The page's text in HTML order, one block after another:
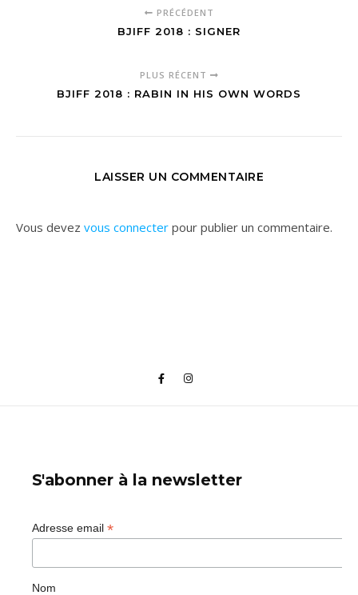
PRÉCÉDENT
BJIFF 2018 : SIGNER
PLUS RÉCENT
BJIFF 2018 : RABIN IN HIS OWN WORDS
LAISSER UN COMMENTAIRE
Vous devez vous connecter pour publier un commentaire.
S'abonner à la newsletter
Adresse email *
Nom